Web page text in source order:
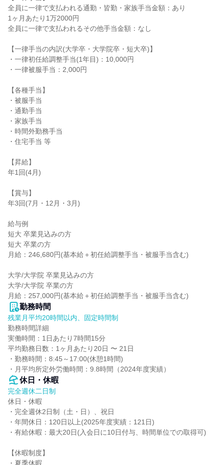
全員に一律で支払われる通勤・皆勤・家族手当金額：あり
1ヶ月あたり1万2000円
全員に一律で支払われるその他手当金額：なし
【一律手当の内訳(大学卒・大学院卒・短大卒)】
・一律初任給調整手当(1年目)：10,000円
・一律被服手当：2,000円
【各種手当】
・被服手当
・通勤手当
・家族手当
・時間外勤務手当
・住宅手当 等
【昇給】
年1回(4月)
【賞与】
年3回(7月・12月・3月)
給与例
短大 卒業見込みの方
短大 卒業の方
月給：246,680円(基本給＋初任給調整手当・被服手当含む)
大学/大学院 卒業見込みの方
大学/大学院 卒業の方
月給：257,000円(基本給＋初任給調整手当・被服手当含む)
勤務時間
残業月平均20時間以内、固定時間制
勤務時間詳細
実働時間：1日あたり7時間15分
平均勤務日数：1ヶ月あたり20日 〜 21日
・勤務時間：8:45～17:00(休憩1時間)
・月平均所定外労働時間：9.8時間（2024年度実績）
休日・休暇
完全週休二日制
休日・休暇
・完全週休2日制（土・日）、祝日
・年間休日：120日以上(2025年度実績：121日)
・有給休暇：最大20日(入会日に10日付与、時間単位での取得可)
【休暇制度】
・夏季休暇